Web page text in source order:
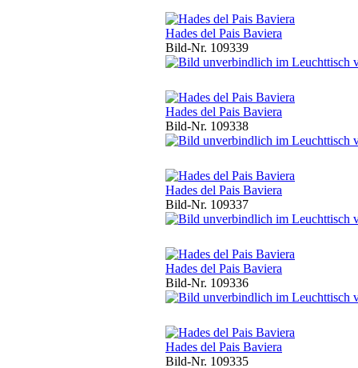
Hades del Pais Baviera
Bild-Nr. 109339
Hades del Pais Baviera
Bild-Nr. 109338
Hades del Pais Baviera
Bild-Nr. 109337
Hades del Pais Baviera
Bild-Nr. 109336
Hades del Pais Baviera
Bild-Nr. 109335